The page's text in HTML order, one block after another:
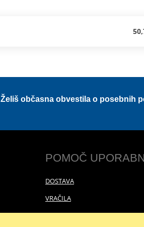
Želiš občasna obvestila o posebnih
POMOČ
DOSTAVA
VRAČILA